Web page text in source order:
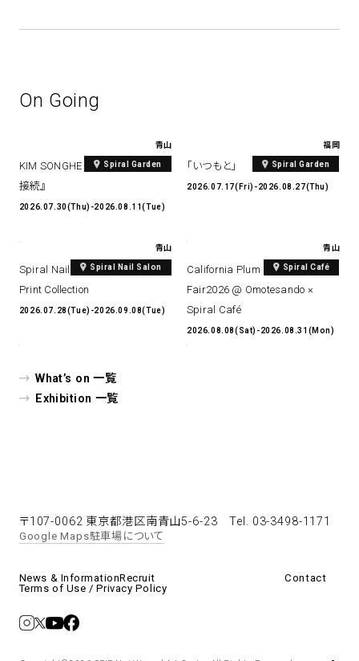
On Going
青山
Spiral Garden
KIM SONGHE EXHIBITION 『愛と
接続』
2026.07.30(Thu)-2026.08.11(Tue)
福岡
Spiral Garden
「いつもと」
2026.07.17(Fri)-2026.08.27(Thu)
青山
Spiral Nail Salon
Spiral Nail Salon Art #14 Spiral
Print Collection
2026.07.28(Tue)-2026.09.08(Tue)
青山
Spiral Café
California Plum & Nectarine
Fair2026 @ Omotesando ×
Spiral Café
2026.08.08(Sat)-2026.08.31(Mon)
What’s on 一覧
Exhibition 一覧
〒107-0062 東京都港区南青山5-6-23Tel. 03-3498-1171
Google Maps駐車場について
News & InformationRecruit
Contact
Terms of Use / Privacy Policy